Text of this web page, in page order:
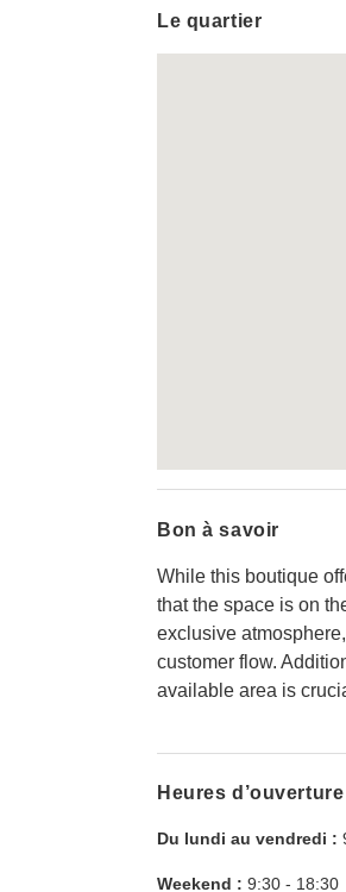
Le quartier
Bon à savoir
While this boutique
that the space is on
exclusive
customer flow.
available area is
Heures d’ouverture
Du lundi au vendredi :
Weekend : 9:30 - 18:30